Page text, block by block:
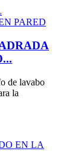
de lavabo
la